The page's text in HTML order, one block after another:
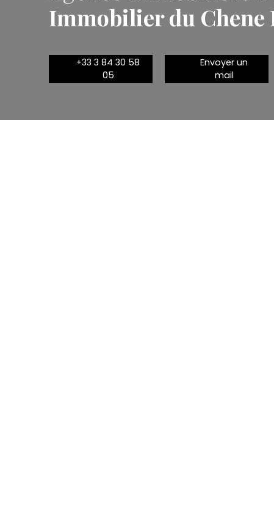
Immobilier du Chene
+33 3 84 30 58
05
Envoyer un
mail